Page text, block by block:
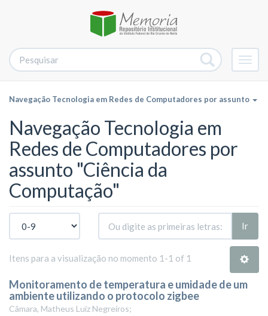
Navegação Tecnologia em Redes de Computadores por assunto
Navegação Tecnologia em
Redes de Computadores por
assunto "Ciência da
Computação"
Ir
Itens para a visualização no momento 1-1 of 1
Monitoramento de temperatura e umidade de um
ambiente utilizando o protocolo zigbee
Câmara, Matheus Luiz Negreiros;